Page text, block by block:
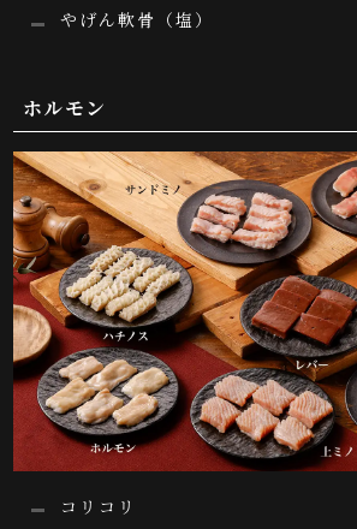
やげん軟骨（塩）
ホルモン
コリコリ